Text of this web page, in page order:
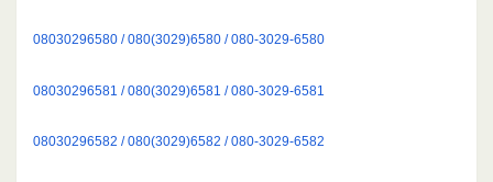
08030296580 / 080(3029)6580 / 080-3029-6580
08030296581 / 080(3029)6581 / 080-3029-6581
08030296582 / 080(3029)6582 / 080-3029-6582